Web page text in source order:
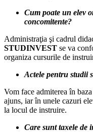
Cum poate un elev
concomitente?
Administraţia şi cadrul
STUDINVEST se va
organiza cursurile de
Actele pentru studii
Vom face admiterea în
ajuns, iar în unele cazuri
la locul de instruire.
Care sunt taxele de